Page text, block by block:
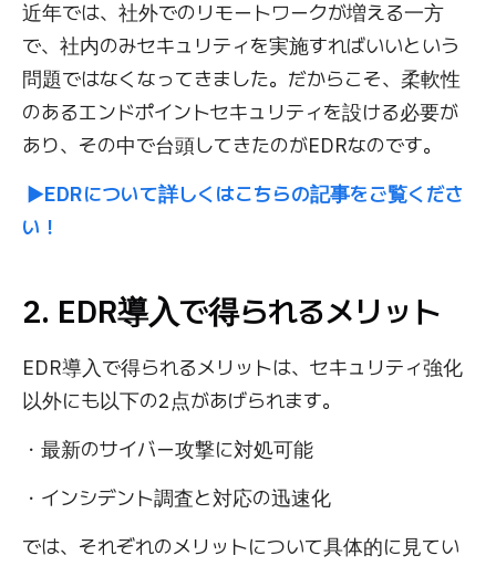
近年では、社外でのリモートワークが増える一方
で、社内のみセキュリティを実施すればいいという
問題ではなくなってきました。だからこそ、柔軟性
のあるエンドポイントセキュリティを設ける必要が
あり、その中で台頭してきたのがEDRなのです。
▶EDRについて詳しくはこちらの記事をご覧くださ
い！
2. EDR導入で得られるメリット
EDR導入で得られるメリットは、セキュリティ強化
以外にも以下の2点があげられます。
・最新のサイバー攻撃に対処可能
・インシデント調査と対応の迅速化
では、それぞれのメリットについて具体的に見てい